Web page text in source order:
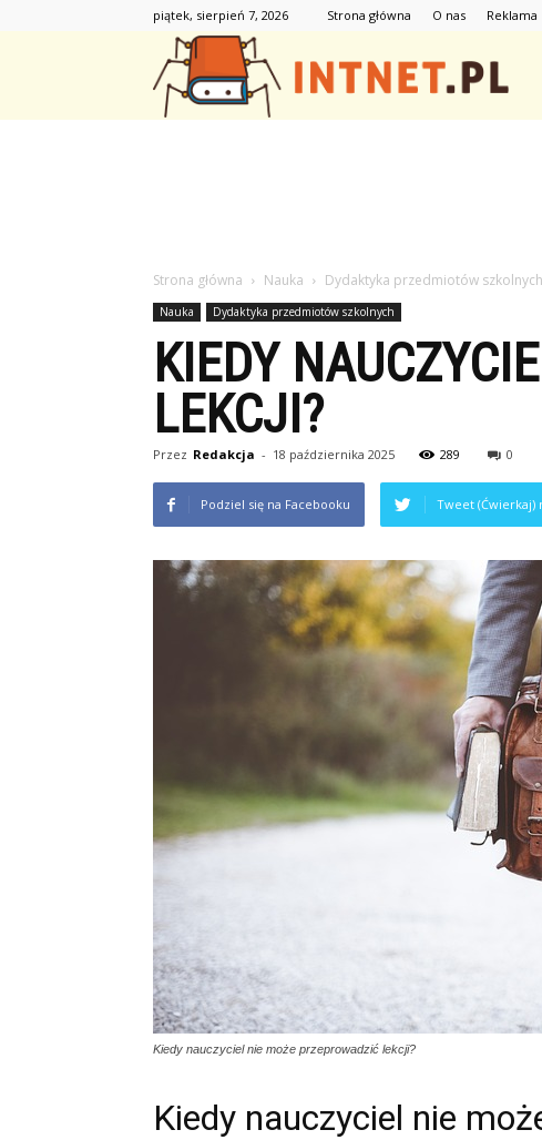
piątek, sierpień 7, 2026 Strona główna O nas Reklama
Strona główna Nauka Dydaktyka przedmiotów szkolnych
Nauka Dydaktyka przedmiotów szkolnych
KIEDY
LEKCJI?
Przez Redakcja - 18 października 2025 289 0
Podziel się na Facebooku Tweet (Ćwierkaj)
Kiedy nauczyciel nie może przeprowadzić lekcji?
Kiedy nauczyciel nie